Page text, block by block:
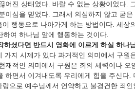
어진 상태였다. 바랄 수 없는 상황이었다.
이심을 믿었다. 그래서 의심하지 않고 굳
이 행동으로 나아가게 하는 방법이다. 세상
하여 하나님 앞에 행동하는 것이다.
하셨다면 반드시 영화에 이르게 하실 하나
가지 시제가 있다 과거적인 의미에서 구원
재적인 의미에서 구원은 죄의 세력이나 오
하면서 이겨내도록 우리에게 힘을 주신다.
랑으로 예수님께서 연약하고 불경건한 죄